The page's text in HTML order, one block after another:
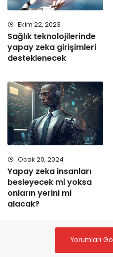
Ekim 22, 2023
Sağlık teknolojilerinde
yapay zeka girişimleri
desteklenecek
Ocak 20, 2024
Yapay zeka insanları
besleyecek mi yoksa
onların yerini mi
alacak?
Yorumları